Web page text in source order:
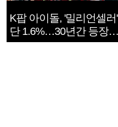
K팝 아이돌, '밀리언셀러'
단 1.6%…30년간 등장
1182개팀 전수조사